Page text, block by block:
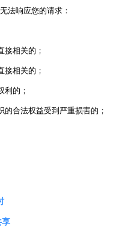
法响应您的请求：
接相关的；
接相关的；
利的；
合法权益受到严重损害的；
享